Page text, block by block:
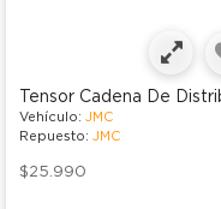
Vehículo: JMC
Repuesto: JMC
$25.990